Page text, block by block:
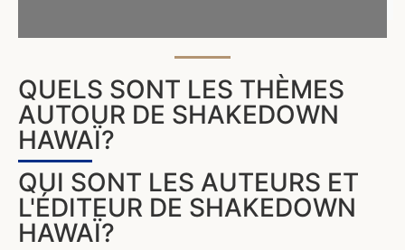
QUELS SONT LES THÈMES
AUTOUR DE SHAKEDOWN
HAWAÏ?
QUI SONT LES AUTEURS ET
L'ÉDITEUR DE SHAKEDOWN
HAWAÏ?